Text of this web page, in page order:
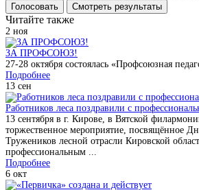
Голосовать Смотреть результаты
Читайте также
2 ноя
ЗА ПРОФСОЮЗ!
27-28 октября состоялась «Профсоюзная
Подробнее
13 сен
Работников леса поздравили с
13 сентября в г. Кирове, в Вятской
торжественное мероприятие, посвящённое
Тружеников лесной отрасли Кировской
профессиональным ...
Подробнее
6 окт